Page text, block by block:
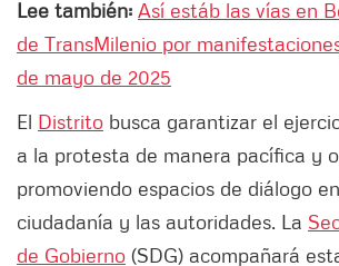
Lee también: Así estáb las vías en
de TransMilenio por
de mayo de 2025
El Distrito busca garantizar el
a la protesta de manera pacífica y
promoviendo espacios de diálogo
ciudadanía y las autoridades. La
de Gobierno (SDG) acompañará